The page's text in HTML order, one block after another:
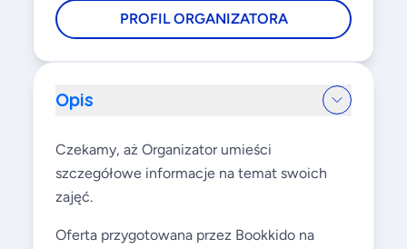
PROFIL ORGANIZATORA
Opis
Czekamy, aż Organizator umieści
szczegółowe informacje na temat swoich
zajęć.
Oferta przygotowana przez Bookkido na